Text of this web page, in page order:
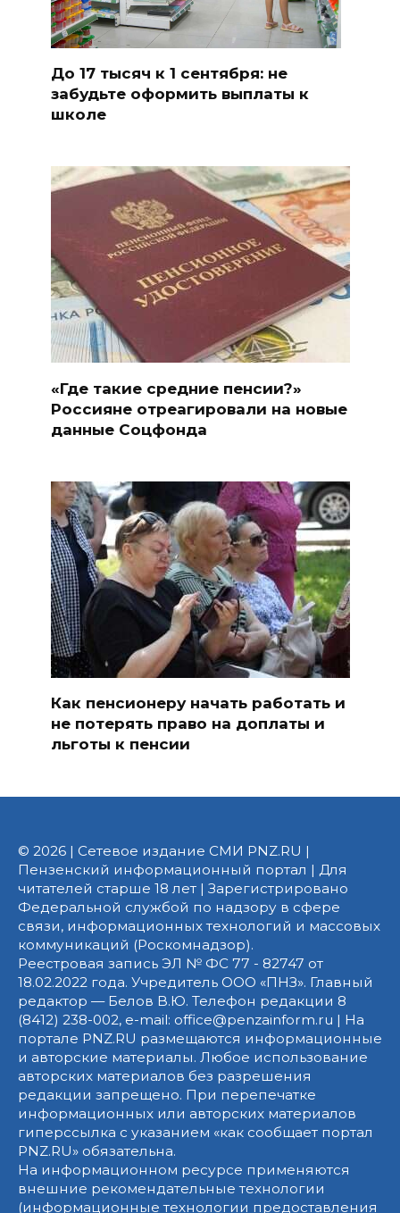
До 17 тысяч к 1 сентября: не
забудьте оформить выплаты к
школе
«Где такие средние пенсии?»
Россияне отреагировали на новые
данные Соцфонда
Как пенсионеру начать работать и
не потерять право на доплаты и
льготы к пенсии
© 2026 | Сетевое издание СМИ PNZ.RU |
Пензенский информационный портал | Для
читателей старше 18 лет | Зарегистрировано
Федеральной службой по надзору в сфере
связи, информационных технологий и массовых
коммуникаций (Роскомнадзор).
Реестровая запись ЭЛ № ФС 77 - 82747 от
18.02.2022 года. Учредитель ООО «ПНЗ». Главный
редактор — Белов В.Ю. Телефон редакции 8
(8412) 238-002, e-mail: office@penzainform.ru | На
портале PNZ.RU размещаются информационные
и авторские материалы. Любое использование
авторских материалов без разрешения
редакции запрещено. При перепечатке
информационных или авторских материалов
гиперссылка с указанием «как сообщает портал
PNZ.RU» обязательна.
На информационном ресурсе применяются
внешние рекомендательные технологии
(информационные технологии предоставления